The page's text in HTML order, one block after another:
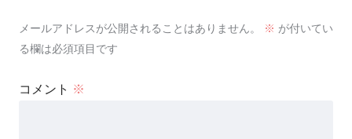
メールアドレスが公開されることはありません。 ※ が付いてい
る欄は必須項目です
コメント ※